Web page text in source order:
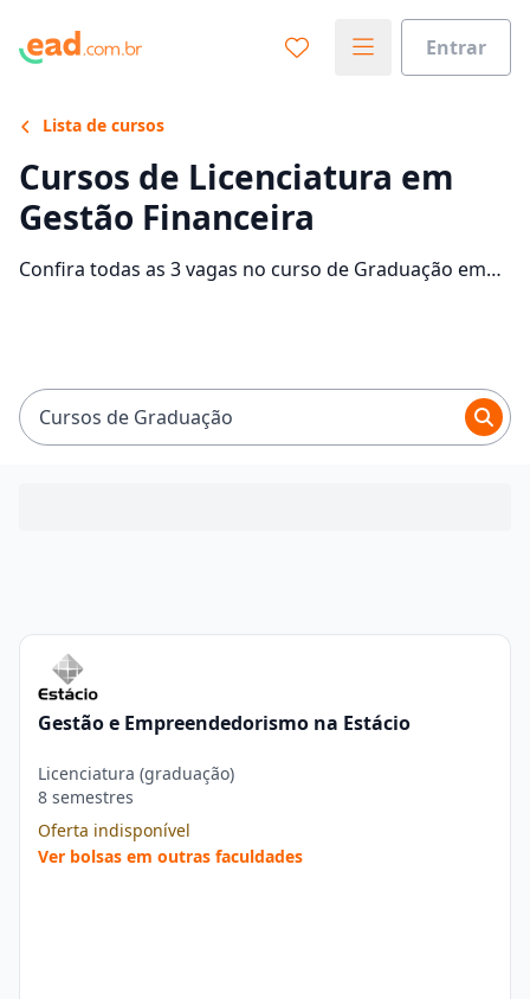
Entrar
Lista de cursos
Cursos de Licenciatura em
Gestão Financeira
Confira todas as 3 vagas no curso de Graduação em
mensalidades.
Cursos de Graduação
Gestão e Empreendedorismo na Estácio
Licenciatura (graduação)
8 semestres
Oferta indisponível
Ver bolsas em outras faculdades